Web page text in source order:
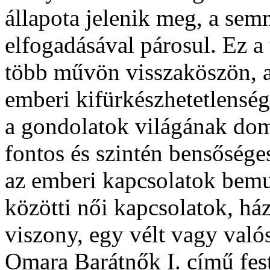
állapota jelenik meg, a
elfogadásával párosul. Ez
több művön visszaköszön,
emberi
a gondolatok világának
fontos és szintén
az emberi kapcsolatok
közötti női kapcsolatok,
viszony, egy vélt vagy
Omara Barátnők I. című